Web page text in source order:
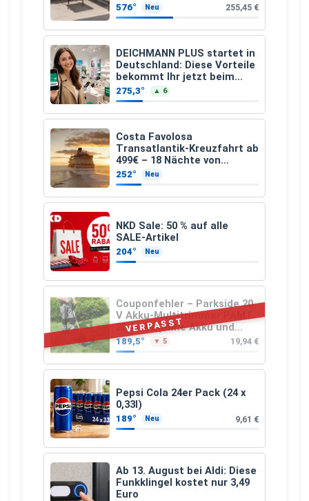
576° Neu 255,45 €
DEICHMANN PLUS startet in
Deutschland: Diese Vorteile
bekommt Ihr jetzt beim
Schuhkauf
275,3° ▲ 6
Costa Favolosa
Transatlantik-Kreuzfahrt ab
499€ – 18 Nächte von
Hamburg nach Guadeloupe
252° Neu
NKD Sale: 50 % auf alle
SALE-Artikel
204° Neu
VERPASST
Couponfehler – Parkside 20
V Akku-Multitrimmer PAMT
20-Li A1 (ohne Akku und
Ladegerät)
189,5° ▼ 5 19,94 €
Pepsi Cola 24er Pack (24 x
0,33l)
189° Neu 9,61 €
Ab 13. August bei Aldi: Diese
Funkklingel kostet nur 3,49
Euro